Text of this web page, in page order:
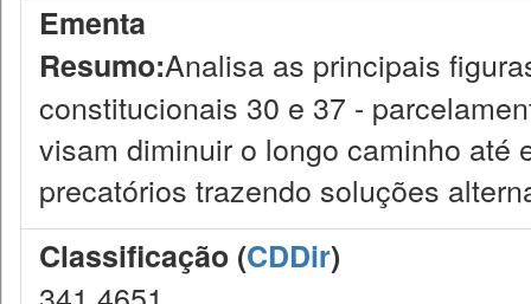
Ementa
Resumo:Analisa as principais
constitucionais 30 e 37 -
visam diminuir o longo caminho até
precatórios trazendo soluções
Classificação (CDDir)